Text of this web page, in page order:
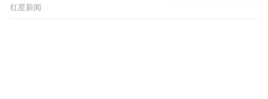
红星新闻